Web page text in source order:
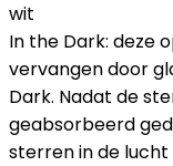
wit
In the Dark: deze
vervangen door
Dark. Nadat de
geabsorbeerd
sterren in de